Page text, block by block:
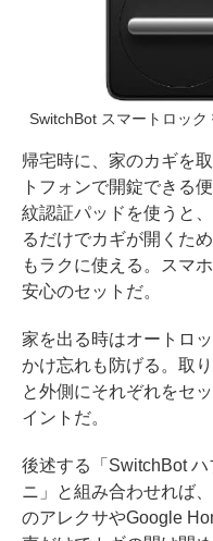
SwitchBot スマートロック
帰宅時に、家のカギを
トフォンで開錠できる
紋認証パッドを使うと
るだけでカギが開くた
もラクに使える。スマ
安心のセットだ。
家を出る時はオートロ
かけ忘れも防げる。取
と外側にそれぞれをセ
イントだ。
後述する「SwitchBot
ニ」と組み合わせれば
のアレクサやGoogle